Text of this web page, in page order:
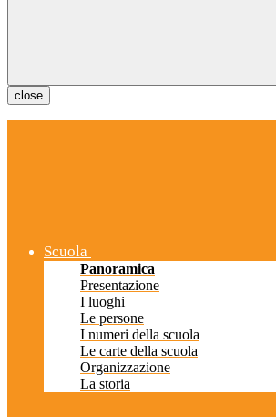
close
Scuola
Panoramica
Presentazione
I luoghi
Le persone
I numeri della scuola
Le carte della scuola
Organizzazione
La storia